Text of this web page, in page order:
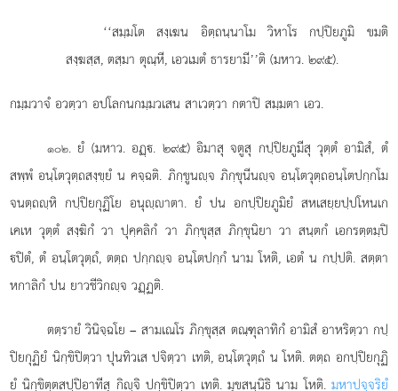
‘‘สมฺมโต สงฺเฆน อิตฺถนฺนาโม วิหาโร กปฺปิยภูมิ ขมติ
สงฺฆสฺส, ตสฺมา ตุณฺหี, เอวเมตํ ธารยามี’’ติ (มหาว. ๒๙๕).
กมฺมวาจํ อวตฺวา อปโลกนกมฺมวเสน สาเวตฺวา กตาปิ สมฺมตา เอว.
๑๐๒. ยํ (มหาว. อฏฺ. ๒๙๕) อิมาสุ จตูสุ กปฺปิยภูมีสุ วุตฺตํ อามิสํ, ตํ
สพฺพํ อนฺโตวุตฺถสงฺขฺยํ น คจฺฉติ. ภิกฺขูนฺจ ภิกฺขุนีนฺจ อนฺโตวุตฺถอนฺโตปกฺกโม
จนตฺถฺหิ กปฺปิยกุฏิโย อนุฺาตา. ยํ ปน อกปฺปิยภูมิยํ สหเสยฺยปฺปโหนเก
เคเห วุตฺตํสงฺฆิกํ วา ปุคฺคลิกํ วา ภิกฺขุสฺส ภิกฺขุนิยา วา สนฺตกํ เอกรตฺตมฺปิ
ปิตํ, ตํ อนฺโตวุตฺถํ, ตตฺถ ปกฺกฺจ อนฺโตปกฺกํ นาม โหติ, เอตํ น กปฺปติ. สตฺตา
หกาลิกํ ปน ยาวชีวิกฺจ วฏฺฏติ.
ตตฺรายํ วินิจฺฉโย – สามเณโร ภิกฺขุสฺส ตณฺฑุลาทิกํ อามิสํ อาหริตฺวา กปฺ
ปิยกุฏิยํ นิกฺขิปิตฺวา ปุนทิวเส ปจิตฺวา เทติ, อนฺโตวุตฺถํ น โหติ. ตตฺถ อกปฺปิยกุฏิ
ยํ นิกฺขิตฺตสปฺปิอาทีสุ กิฺจิ ปกฺขิปิตฺวา เทติ. มุขสนฺนิธิ นาม โหติ. มหาปจฺจริยํ